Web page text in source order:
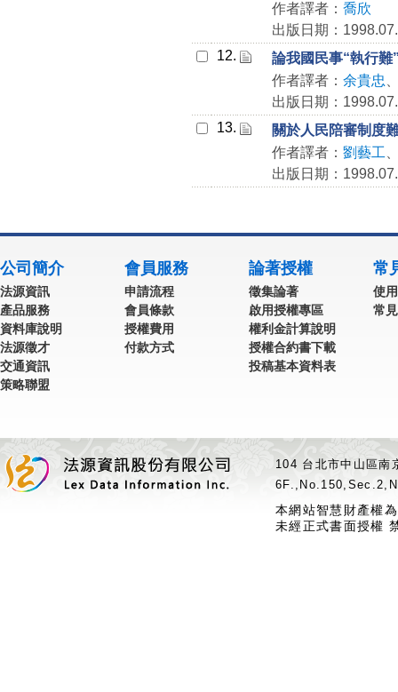
作者譯者： 喬欣
出版日期：
12.
論我國民事“執行難
作者譯者： 余貴忠
出版日期：
13.
關於人民陪審制度
作者譯者： 劉藝工
出版日期：
公司簡介
法源資訊
產品服務
資料庫說明
法源徵才
交通資訊
策略聯盟
會員服務
申請流程
會員條款
授權費用
付款方式
論著授權
徵集論著
啟用授權專區
權利金計算說明
授權合約書下載
投稿基本資料表
常
使
常
104 台北市中山區
本網站智慧財產權
未經正式書面授權